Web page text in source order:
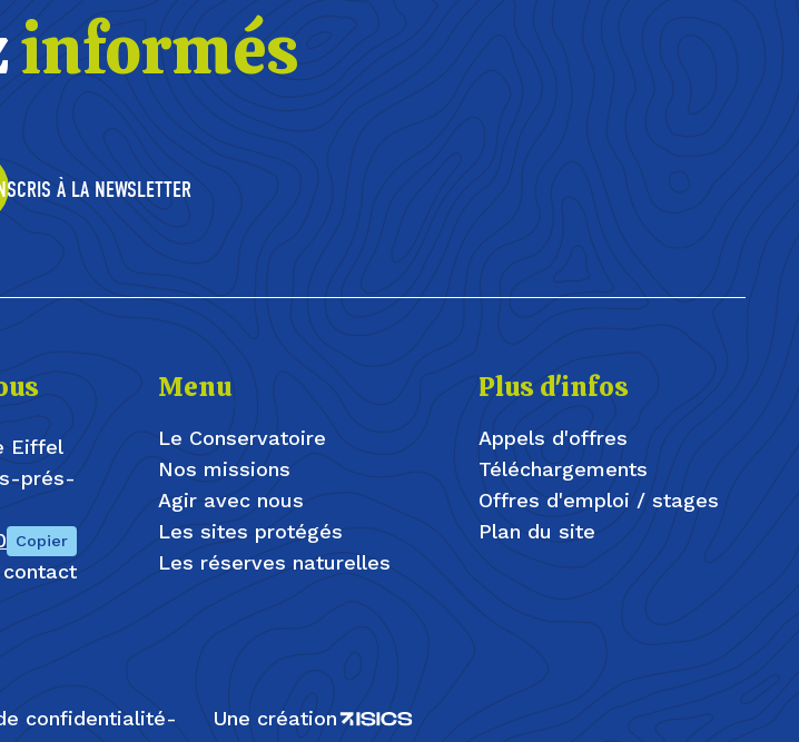
informés
À LA NEWSLETTER
Eiffel
prés-
Copier
Menu
Le Conservatoire
Nos missions
Agir avec nous
Les sites protégés
Les réserves naturelles
Plus d'infos
Appels d'offres
Téléchargements
Offres d'emploi / stages
Plan du site
confidentialité Une création